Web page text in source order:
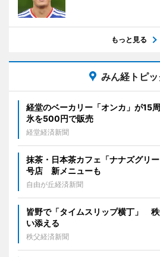
もっと見る
みん経トピ
経堂のベーカリー「オンカ」が15
氷を500円で販売
経堂経済新聞
抹茶・日本茶カフェ「ナナズグリ
号店 新メニューも
自由が丘経済新聞
皆野で「タイムスリップ横丁」
い添える
秩父経済新聞